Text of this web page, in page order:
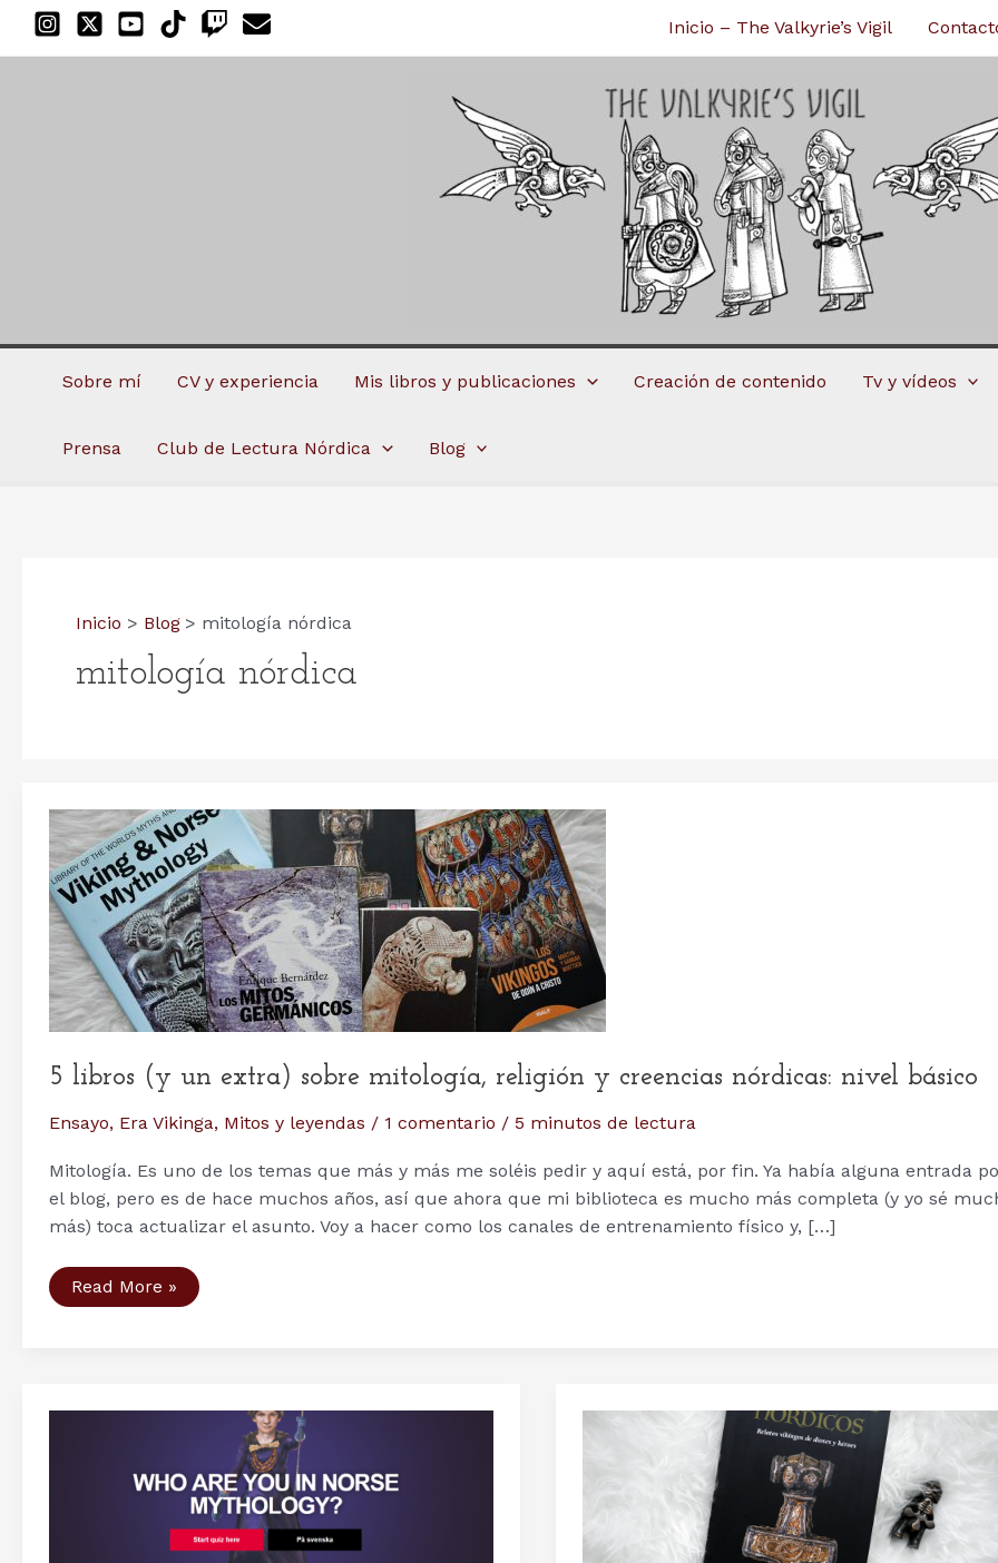
Inicio – The Valkyrie’s Vigil
Sobre mí CV y experiencia Mis libros y publicaciones Creación de contenido Tv y vídeos
Prensa Club de Lectura Nórdica Blog
Inicio Blog mitología nórdica
mitología nórdica
5 libros (y un extra) sobre mitología, religión y creencias nórdicas: nivel básico
Ensayo, Era Vikinga, Mitos y leyendas / 1 comentario / 5 minutos de lectura
Mitología. Es uno de los temas que más y más me soléis pedir y aquí está, por fin. Ya había alguna entrada
el blog, pero es de hace muchos años, así que ahora que mi biblioteca es mucho más completa (y yo sé
más) toca actualizar el asunto. Voy a hacer como los canales de entrenamiento físico y, […]
5
libros
religión
Read More »